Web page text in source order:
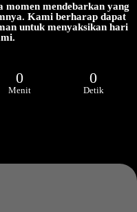
Of
momen mendebarkan yang
Kami berharap dapat
untuk menyaksikan hari
0
Menit
0
Detik